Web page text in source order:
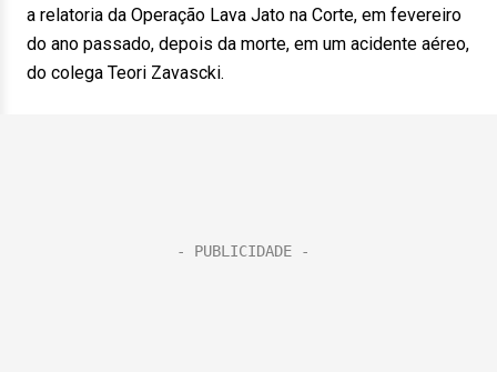
a relatoria da Operação Lava Jato na Corte, em fevereiro
do ano passado, depois da morte, em um acidente aéreo,
do colega Teori Zavascki.